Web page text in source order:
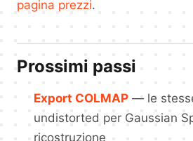
pagina prezzi.
Prossimi passi
Export COLMAP — le
undistorted per Gaussian
ricostruzione